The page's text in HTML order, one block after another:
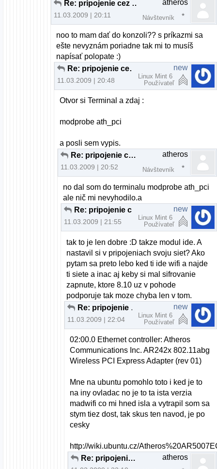
Re: pripojenie cez wifi
11.03.2009 | 20:11
atheros
Návštevník
noo to mam dať do konzoli?? s príkazmi sa
ešte nevyznám poriadne tak mi to musíš
napísať polopate :)
Re: pripojenie cez wifi
11.03.2009 | 20:48
new
Linux Mint 6
Používateľ
Otvor si Terminal a zdaj :
modprobe ath_pci
a posli sem vypis.
Re: pripojenie cez wifi
11.03.2009 | 20:52
atheros
Návštevník
no dal som do terminalu modprobe ath_pci
ale nič mi nevyhodilo.a
11.03.2009 | 21:55
new
Linux Mint 6
Používateľ
tak to je len dobre :D takze modul ide. A
nastavil si v pripojeniach svoju siet? Ako
pytam sa preto lebo ked ti ide wifi a najde
ti siete a inac aj keby si mal sifrovanie
zapnute, ktore 8.10 uz v pohode
podporuje tak moze chyba len v tom.
Re: pripojenie cez wifi
11.03.2009 | 22:04
new
Linux Mint 6
Používateľ
02:00.0 Ethernet controller: Atheros
Communications Inc. AR242x 802.11abg
Wireless PCI Express Adapter (rev 01)
Mne na ubuntu pomohlo toto i ked je to
na iny ovladac no je to ta ista verzia
madwifi co mi hned isla a vytrapil som sa
stym tiez dost, tak skus ten navod, je po
cesky
http://wiki.ubuntu.cz/
Re: pripojenie cez wifi
atheros